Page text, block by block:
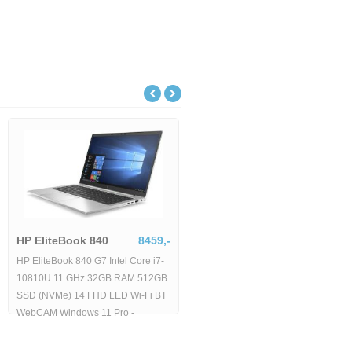
HP EliteBook 840 8459,-
HP EliteBook 840 G7 Intel Core i7-
10810U 11 GHz 32GB RAM 512GB
SSD (NVMe) 14 FHD LED Wi-Fi BT
WebCAM Windows 11 Pro -